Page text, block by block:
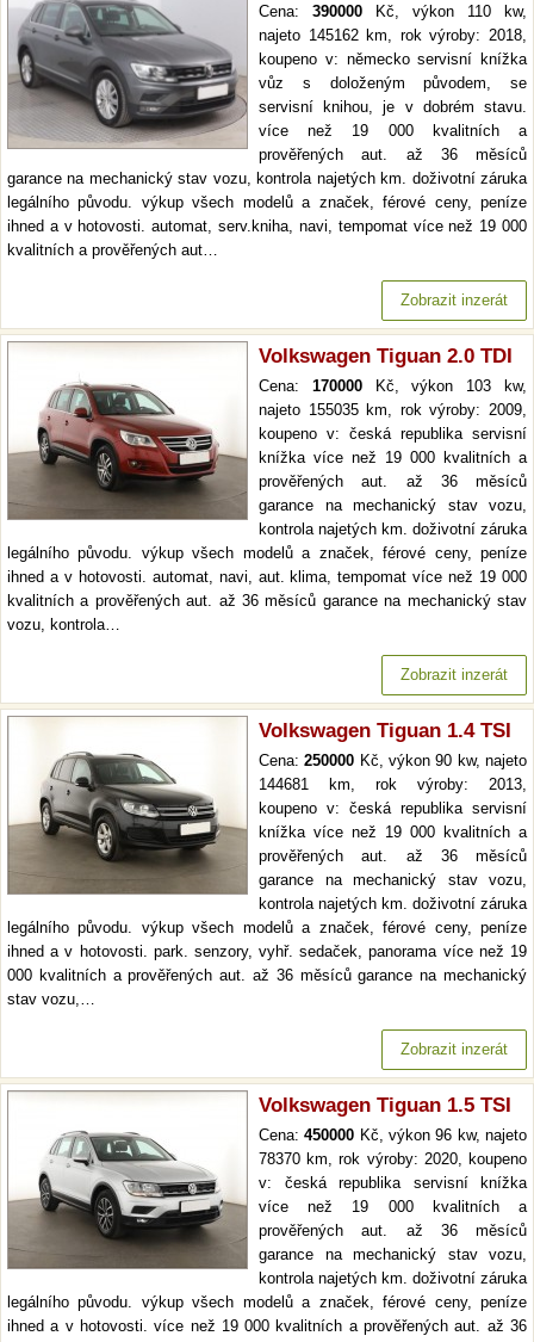
Cena: 390000 Kč, výkon 110 kw,
najeto 145162 km, rok výroby: 2018,
koupeno v: německo servisní knížka
vůz s doloženým původem, se
servisní knihou, je v dobrém stavu.
více než 19 000 kvalitních a
prověřených aut. až 36 měsíců
garance na mechanický stav vozu, kontrola najetých km. doživotní záruka
legálního původu. výkup všech modelů a značek, férové ceny, peníze
ihned a v hotovosti. automat, serv.kniha, navi, tempomat více než 19 000
kvalitních a prověřených aut…
Zobrazit inzerát
Volkswagen Tiguan 2.0 TDI
Cena: 170000Kč, výkon 103 kw,
najeto 155035 km, rok výroby: 2009,
koupeno v: česká republika servisní
knížka více než 19 000 kvalitních a
prověřených aut. až 36 měsíců
garance na mechanický stav vozu,
kontrola najetých km. doživotní záruka
legálního původu. výkup všech modelů a značek, férové ceny, peníze
ihned a v hotovosti. automat, navi, aut. klima, tempomat více než 19 000
kvalitních a prověřených aut. až 36 měsíců garance na mechanický stav
vozu, kontrola…
Zobrazit inzerát
Volkswagen Tiguan 1.4 TSI
Cena:250000 Kč, výkon 90 kw, najeto
144681 km, rok výroby: 2013,
koupeno v: česká republika servisní
knížka více než 19 000 kvalitních a
prověřených aut. až 36 měsíců
garance na mechanický stav vozu,
kontrola najetých km. doživotní záruka
legálního původu. výkup všech modelů a značek, férové ceny, peníze
ihned a v hotovosti. park. senzory, vyhř. sedaček, panorama více než 19
000 kvalitních a prověřených aut. až 36 měsíců garance na mechanický
stav vozu,…
Zobrazit inzerát
Volkswagen Tiguan 1.5 TSI
Cena:450000 Kč, výkon 96 kw, najeto
78370 km, rok výroby: 2020, koupeno
v: česká republika servisní knížka
více než 19 000 kvalitních a
prověřených aut. až 36 měsíců
garance na mechanický stav vozu,
kontrola najetých km. doživotní záruka
legálního původu. výkup všech modelů a značek, férové ceny, peníze
ihned a v hotovosti. více než 19 000 kvalitních a prověřených aut. až 36